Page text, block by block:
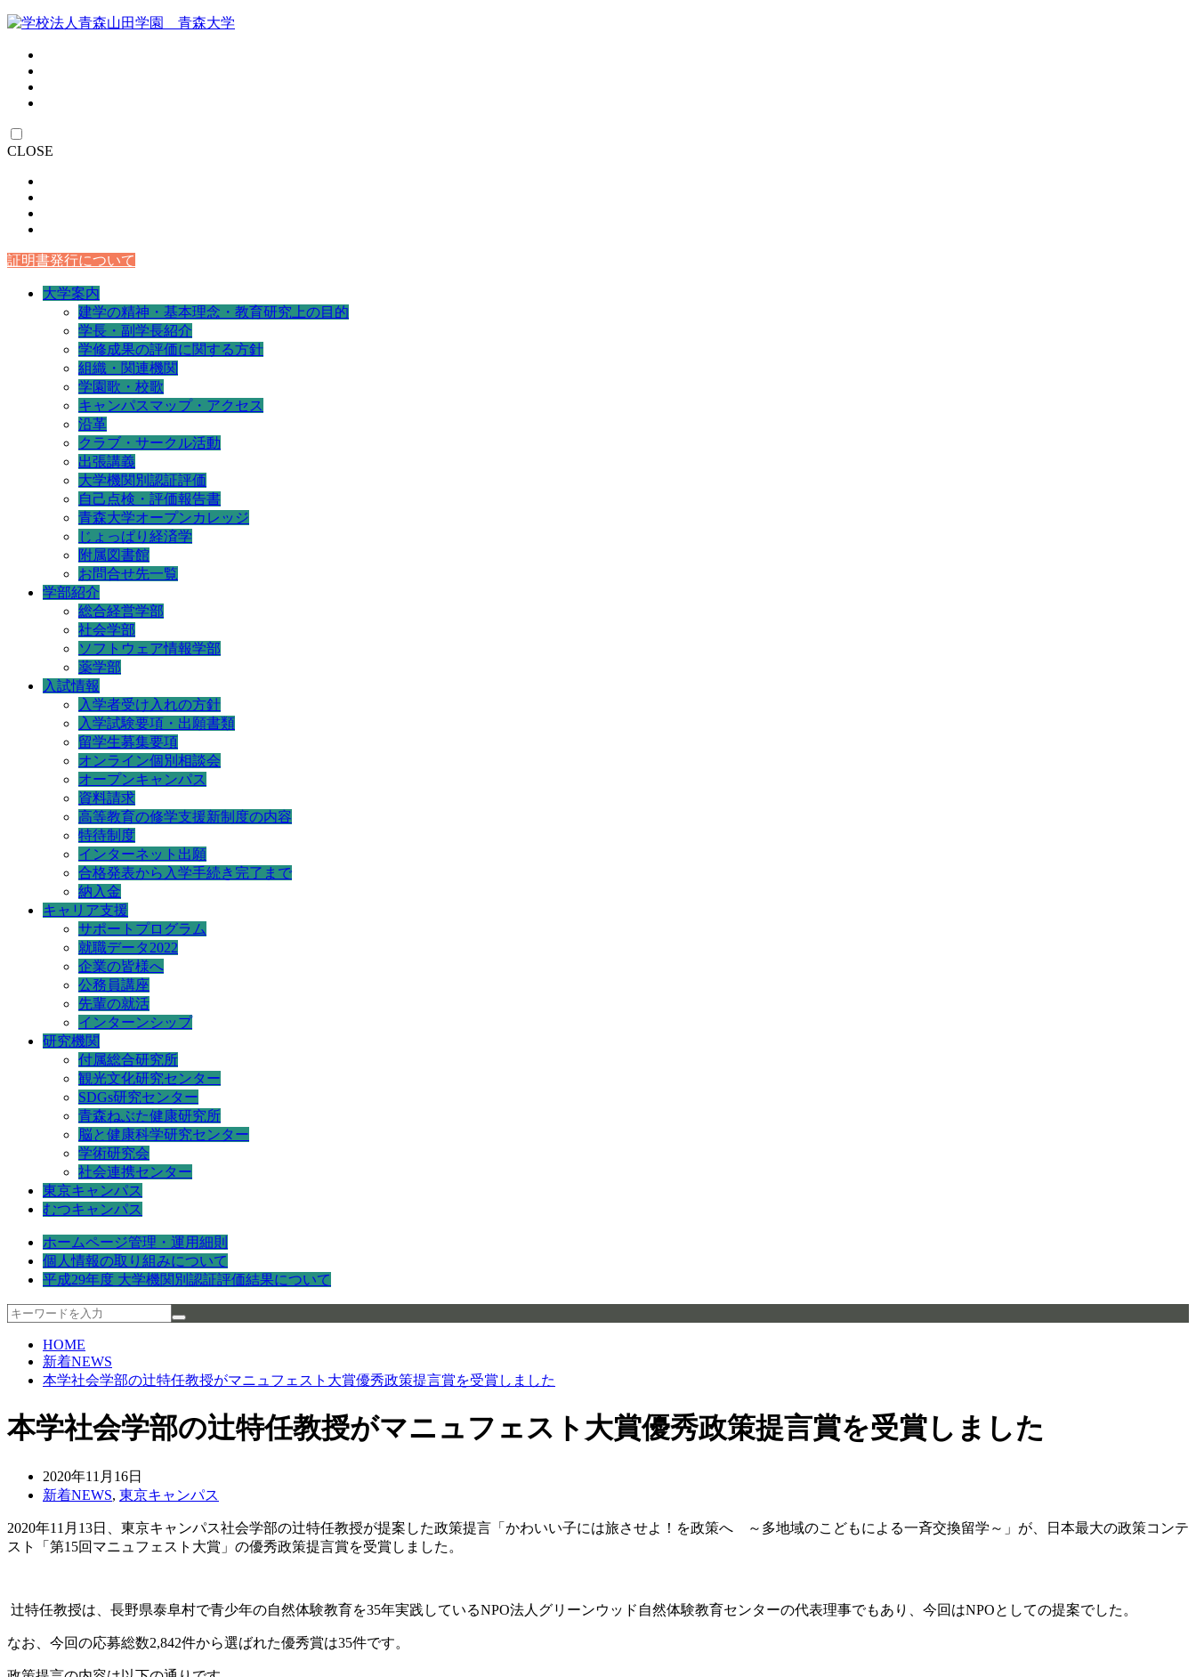
CLOSE
証明書発行について
大学案内
建学の精神・基本理念・教育研究上の目的
学長・副学長紹介
学修成果の評価に関する方針
組織・関連機関
学園歌・校歌
キャンパスマップ・アクセス
沿革
クラブ・サークル活動
出張講義
大学機関別認証評価
自己点検・評価報告書
青森大学オープンカレッジ
じょっぱり経済学
附属図書館
お問合せ先一覧
学部紹介
総合経営学部
社会学部
ソフトウェア情報学部
薬学部
入試情報
入学者受け入れの方針
入学試験要項・出願書類
留学生募集要項
オンライン個別相談会
オープンキャンパス
資料請求
高等教育の修学支援新制度の内容
特待制度
インターネット出願
合格発表から入学手続き完了まで
納入金
キャリア支援
サポートプログラム
就職データ2022
企業の皆様へ
公務員講座
先輩の就活
インターンシップ
研究機関
付属総合研究所
観光文化研究センター
SDGs研究センター
青森ねぶた健康研究所
脳と健康科学研究センター
学術研究会
社会連携センター
東京キャンパス
むつキャンパス
ホームページ管理・運用細則
個人情報の取り組みについて
平成29年度 大学機関別認証評価結果について
HOME
新着NEWS
本学社会学部の辻特任教授がマニュフェスト大賞優秀政策提言賞を受賞しました
本学社会学部の辻特任教授がマニュフェスト大賞優秀政策提言賞を受賞しました
2020年11月16日
新着NEWS, 東京キャンパス
2020年11月13日、東京キャンパス社会学部の辻特任教授が提案した政策提言「かわいい子には旅させよ！を政策へ ～多地域のこどもによる一斉交換留学～」が、日本最大の政策コンテ
スト「第15回マニュフェスト大賞」の優秀政策提言賞を受賞しました。
辻特任教授は、長野県泰阜村で青少年の自然体験教育を35年実践しているNPO法人グリーンウッド自然体験教育センターの代表理事でもあり、今回はNPOとしての提案でした。
なお、今回の応募総数2,842件から選ばれた優秀賞は35件です。